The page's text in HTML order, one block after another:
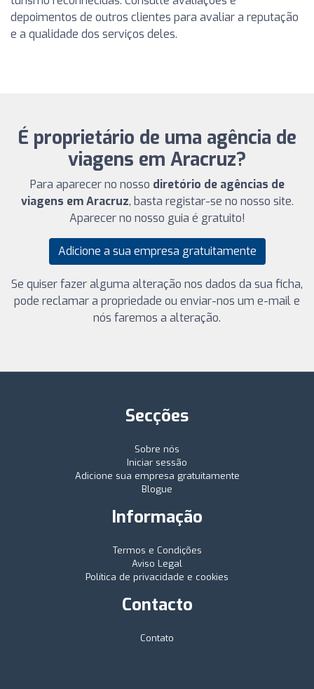
depoimentos de outros clientes para avaliar a reputação
e a qualidade dos serviços deles.
É proprietário de uma agência de
viagens em Aracruz?
Para aparecer no nosso diretório de agências de
viagens em Aracruz, basta registar-se no nosso site.
Aparecer no nosso guia é gratuito!
Adicione a sua empresa gratuitamente
Se quiser fazer alguma alteração nos dados da sua ficha,
pode reclamar a propriedade ou enviar-nos um e-mail e
nós faremos a alteração.
Secções
Sobre nós
Iniciar sessão
Adicione sua empresa gratuitamente
Blogue
Informação
Termos e Condições
Aviso Legal
Política de privacidade e cookies
Contacto
Contato